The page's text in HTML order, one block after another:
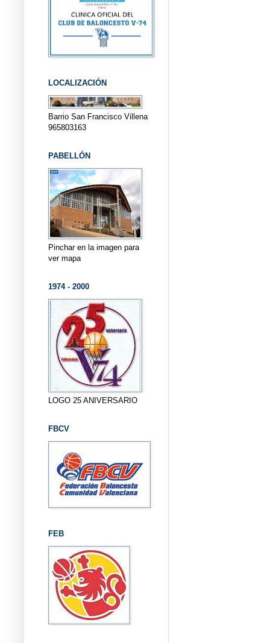
LOCALIZACIÓN
Barrio San Francisco Villena
965803163
PABELLÓN
Pinchar en la imagen para
ver mapa
1974 - 2000
LOGO 25 ANIVERSARIO
FBCV
FEB